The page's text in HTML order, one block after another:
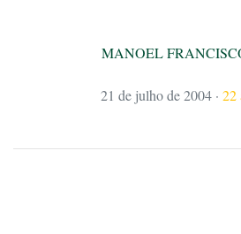
MANOEL
21 de julho de 2004 · 22